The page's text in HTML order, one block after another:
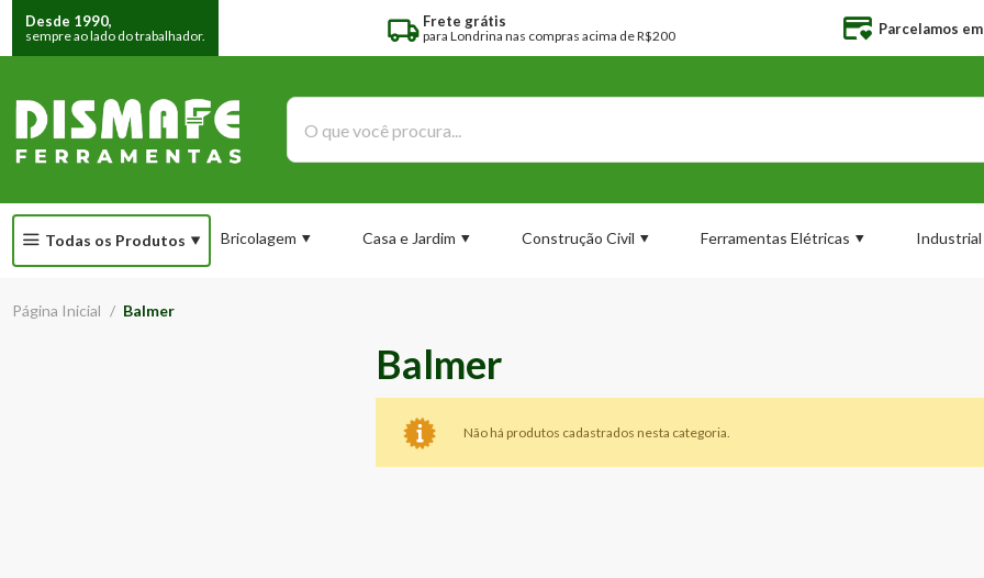
Desde 1990,
sempre ao lado do trabalhador.
Frete grátis
para Londrina nas compras acima de R$200 Parcelamos
Todas os Produtos Bricolagem Casa e Jardim Construção Civil Ferramentas Elétricas Industrial
Página Inicial / Balmer
Balmer
Não há produtos cadastrados nesta categoria.